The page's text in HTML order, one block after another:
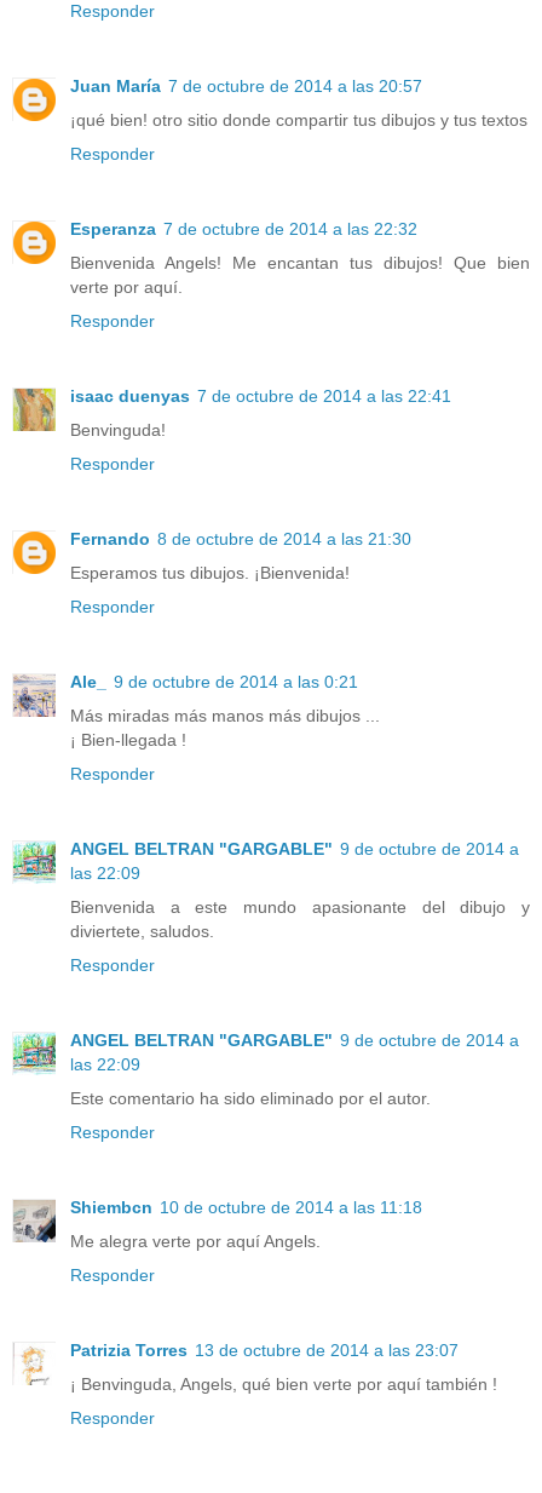
Responder
Juan María 7 de octubre de 2014 a las 20:57
¡qué bien! otro sitio donde compartir tus dibujos y tus textos
Responder
Esperanza 7 de octubre de 2014 a las 22:32
Bienvenida Angels! Me encantan tus dibujos! Que bien
verte por aquí.
Responder
isaac duenyas 7 de octubre de 2014 a las 22:41
Benvinguda!
Responder
Fernando 8 de octubre de 2014 a las 21:30
Esperamos tus dibujos. ¡Bienvenida!
Responder
Ale_
9 de octubre de 2014 a las 0:21
Más miradas más manos más dibujos ...
¡ Bien-llegada !
Responder
ANGEL BELTRAN "GARGABLE" 9 de octubre de 2014 a
las 22:09
Bienvenida a este mundo apasionante del dibujo y
diviertete, saludos.
Responder
ANGEL BELTRAN "GARGABLE" 9 de octubre de 2014 a
las 22:09
Este comentario ha sido eliminado por el autor.
Responder
Shiembcn 10 de octubre de 2014 a las 11:18
Me alegra verte por aquí Angels.
Responder
Patrizia Torres 13 de octubre de 2014 a las 23:07
¡ Benvinguda, Angels, qué bien verte por aquí también !
Responder